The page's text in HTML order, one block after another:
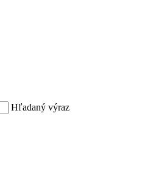
Hľadaný výraz